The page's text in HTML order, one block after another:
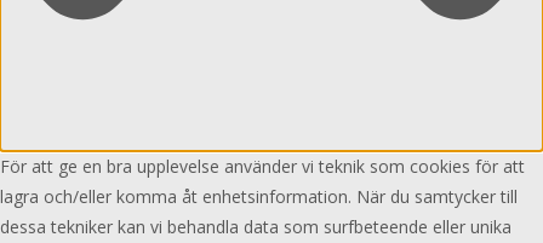
För att ge en bra upplevelse använder vi teknik som cookies för att
lagra och/eller komma åt enhetsinformation. När du samtycker till
dessa tekniker kan vi behandla data som surfbeteende eller unika